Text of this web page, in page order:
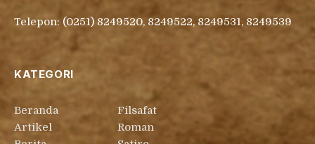
Telepon: (0251) 8249520, 8249522, 8249531, 8249539
KATEGORI
Beranda
Artikel
Filsafat
Roman